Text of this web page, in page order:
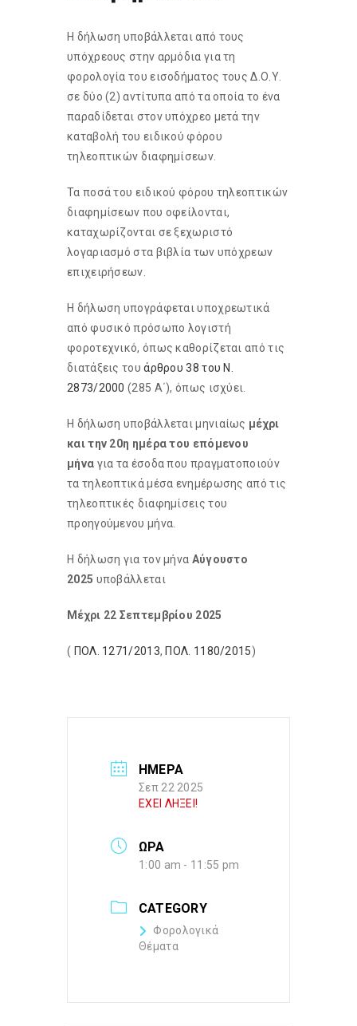
Η δήλωση υποβάλλεται από τους
υπόχρεους στην αρμόδια για τη
φορολογία του εισοδήματος τους Δ.Ο.Υ.
σε δύο (2) αντίτυπα από τα οποία το ένα
παραδίδεται στον υπόχρεο μετά την
καταβολή του ειδικού φόρου
τηλεοπτικών διαφημίσεων.
Τα ποσά του ειδικού φόρου τηλεοπτικών
διαφημίσεων που οφείλονται,
καταχωρίζονται σε ξεχωριστό
λογαριασμό στα βιβλία των υπόχρεων
επιχειρήσεων.
Η δήλωση υπογράφεται υποχρεωτικά
από φυσικό πρόσωπο λογιστή
φοροτεχνικό, όπως καθορίζεται από τις
διατάξεις τουάρθρου 38 του Ν.
2873/2000 (285 Α΄), όπως ισχύει.
Η δήλωση υποβάλλεται μηνιαίως μέχρι
και την 20η ημέρα του επόμενου
μήνα για τα έσοδα που πραγματοποιούν
τα τηλεοπτικά μέσα ενημέρωσης από τις
τηλεοπτικές διαφημίσεις του
προηγούμενου μήνα.
Η δήλωση για τον μήνα Αύγουστο
2025 υποβάλλεται
Μέχρι 22 Σεπτεμβρίου 2025
( ΠΟΛ. 1271/2013, ΠΟΛ. 1180/2015)
ΗΜΕΡΑ
Σεπ 22 2025
ΕΧΕΙ ΛΗΞΕΙ!
ΩΡΑ
1:00 am - 11:55 pm
CATEGORY
Φορολογικά
Θέματα